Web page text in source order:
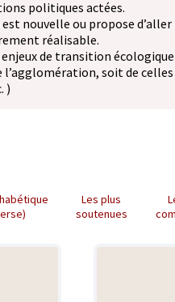
politiques actées.
nouvelle ou propose
réalisable.
de transition écologique
l’agglomération, soit de
)
Les plus
soutenues